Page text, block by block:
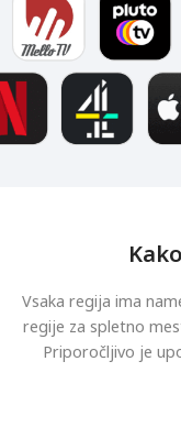
Vsaka regija ima
regije za spletno
Priporočljivo je